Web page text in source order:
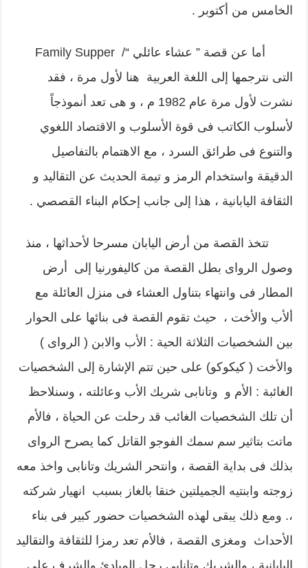
الخامس من أكتوبر .
أما عن قصة ” عشاء عائلي “/ Family Supper
التى نترجمها إلى اللغة العربية هنا لأول مرة ، فقد
نشرت لأول مرة عام 1982 م ، و هى تعد أنموذجاً
لأسلوب الكاتب فى قوة الأسلوب و الاقتصاد اللغوي
والتنوع فى طرائق السرد ، مع الاهتمام بالتفاصيل
الدقيقة واستخدام الرمز و تيمة الحديث عن التقاليد و
الثقافة اليابانية ، هذا إلى جانب إحكام البناء القصصي .
تتخذ القصة من أرض اليابان مسرحا لأحداثها ، منذ
وصول الرواى بطل القصة من كاليفورنيا إلى أرض
المطار فى وانتهاء بتناول العشاء فى منزل العائلة مع
ألأب والأخت ، حيث تقوم القصة فى بنائها على الحوار
بين الشخصيات الثلاثة الحية : الأب والابن ( الرواى )
والأخت ( كيكوكو) على حين تتم الإشارة إلى الشخصيات
الغائبة : الأم و وتانابى شريك الأب وعائلته ، وسنلاحظ
أن تلك الشخصيات الغائب قد رحلت عن الحياة ، فالأم
ماتت بتاثير سم سمك الفوجو القاتل كما يصرح الرواى
بذلك فى بداية القصة ، وانتحر الشريك وتانابى واخذ معه
زوجته وابنتيه الجميلتين خنقا بالغاز بسبب انهيار شركته
،. ومع ذلك يبقى لهذه الشخصيات حضور كبير فى بناء
الأحداث ومغزى القصة ، فالأم تعد رمزا للثقافة والتقاليد